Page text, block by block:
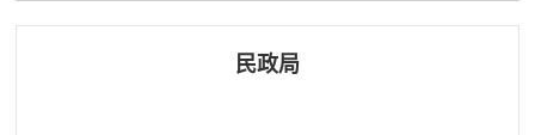
民政局